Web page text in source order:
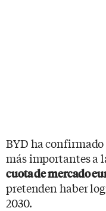
BYD ha confirmado
más importantes a
cuota de mercado
pretenden haber
2030.